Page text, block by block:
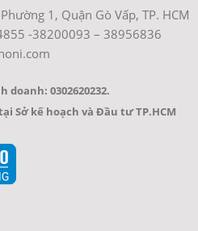
1, Quận Gò Vấp, TP. HCM
-38200093 – 38956836
doanh: 0302620232.
Sở kế hoạch và Đầu tư TP.HCM